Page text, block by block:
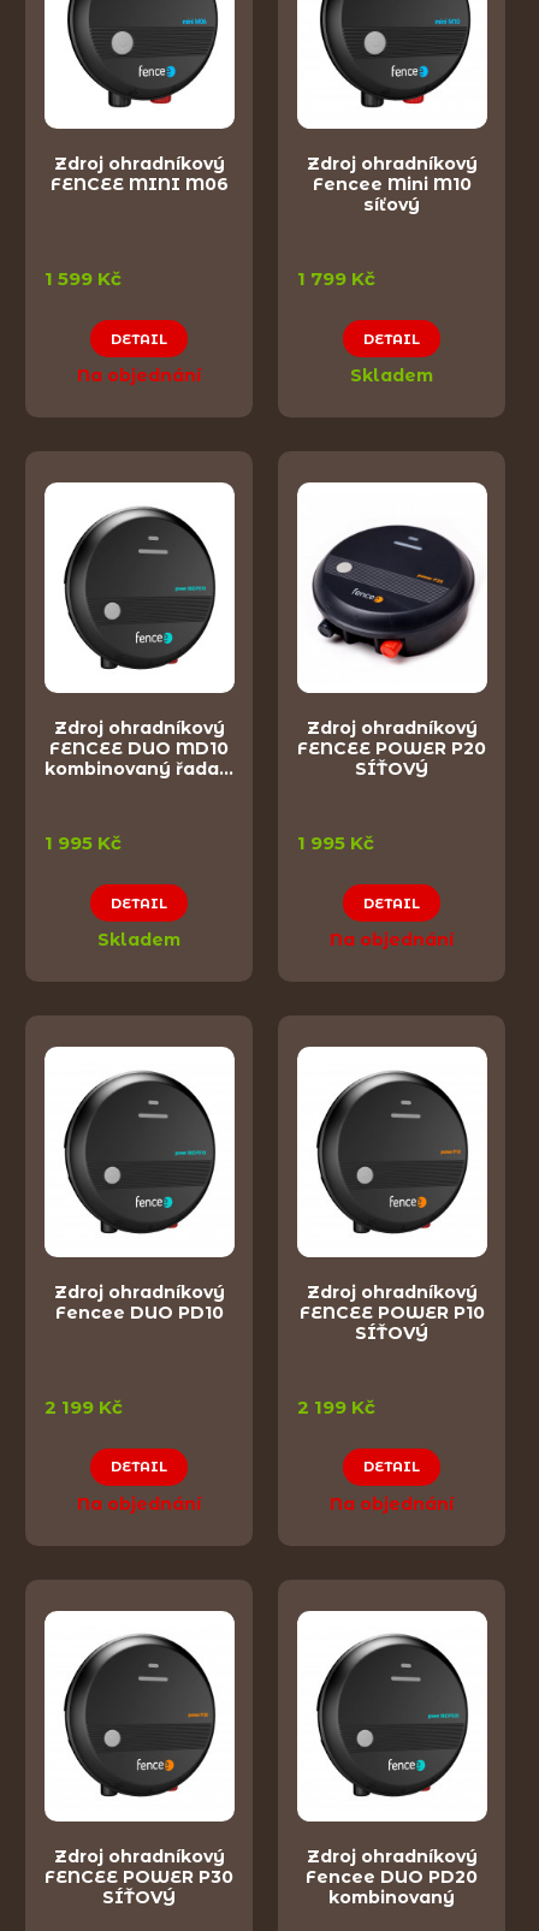
Zdroj ohradníkový
FENCEE MINI M06
1 599 Kč
DETAIL
Na objednání
Zdroj ohradníkový
Fencee Mini M10
síťový
1 799 Kč
DETAIL
Skladem
Zdroj ohradníkový
FENCEE DUO MD10
kombinovaný řada…
1 995 Kč
DETAIL
Skladem
Zdroj ohradníkový
FENCEE POWER P20
SÍŤOVÝ
1 995 Kč
DETAIL
Na objednání
Zdroj ohradníkový
Fencee DUO PD10
2 199 Kč
DETAIL
Na objednání
Zdroj ohradníkový
FENCEE POWER P10
SÍŤOVÝ
2 199 Kč
DETAIL
Na objednání
Zdroj ohradníkový
FENCEE POWER P30
SÍŤOVÝ
Zdroj ohradníkový
Fencee DUO PD20
kombinovaný